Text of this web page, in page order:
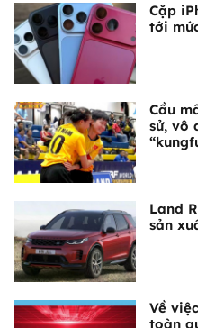
Cặp
tới
Cầu
sử, vô
Land
sản
Về
toàn